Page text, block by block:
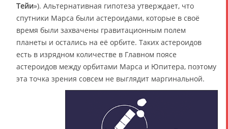
Тейи»). Альтернативная гипотеза утверждает, что
спутники Марса были астероидами, которые в своё
время были захвачены гравитационным полем
планеты и остались на её орбите. Таких астероидов
есть в изрядном количестве в Главном поясе
астероидов между орбитами Марса и Юпитера, поэтому
эта точка зрения совсем не выглядит маргинальной.